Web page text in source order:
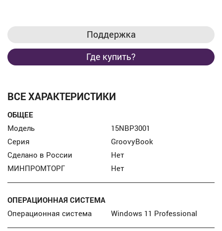
Поддержка
Где купить?
ВСЕ ХАРАКТЕРИСТИКИ
ОБЩЕЕ
Модель
15NBP3001
Серия
GroovyBook
Сделано в России
Нет
МИНПРОМТОРГ
Нет
ОПЕРАЦИОННАЯ СИСТЕМА
Операционная система
Windows 11 Professional